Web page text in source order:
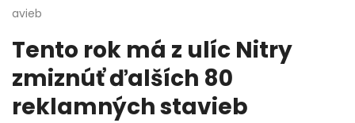
avieb
Tento rok má z ulíc Nitry
zmiznúť ďalších 80
reklamných stavieb